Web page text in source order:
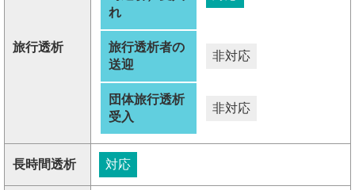
旅行透析
れ
旅行透析者の
送迎
非対応
団体旅行透析
受入
非対応
長時間透析 対応